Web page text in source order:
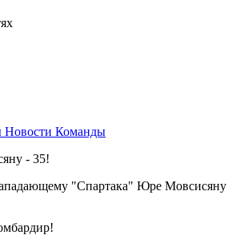
Новости Команды
"Спартака" Юре Мовсисяну